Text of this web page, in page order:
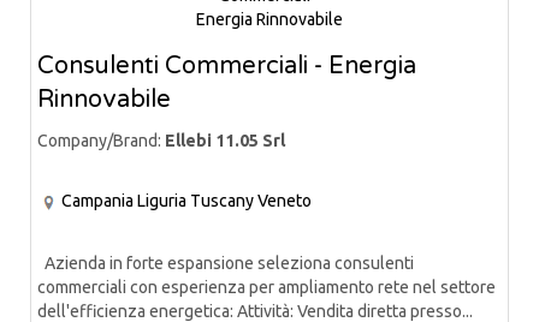
Consulenti Commerciali - Energia
Rinnovabile
Company/Brand: Ellebi 11.05 Srl
Campania Liguria TuscanyVeneto
Azienda in forte espansione seleziona consulenti
commerciali con esperienza per ampliamento rete nel settore
dell'efficienza energetica: Attività: Vendita diretta presso...